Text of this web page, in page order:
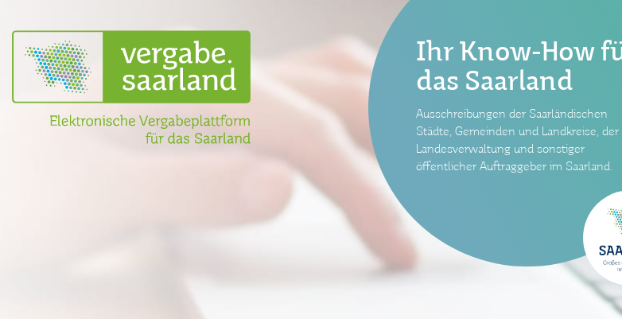
Ihr Know-How
das Saarland
Ausschreibungen der Saarländischen
Städte, Gemeinden und Landkreise, der
Landesverwaltung und sonstiger
öffentlicher Auftraggeber im Saarland.